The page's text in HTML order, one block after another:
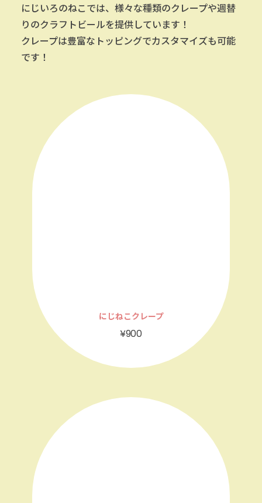
にじいろのねこでは、様々な種類のクレープや週替
りのクラフトビールを提供しています！
クレープは豊富なトッピングでカスタマイズも可能
です！
にじねこクレープ
¥900